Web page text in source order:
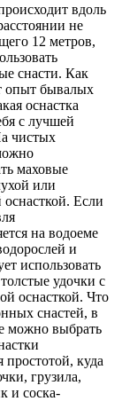
вдоль
не
12 метров,
снасти. Как
опыт бывалых
оснастка
с лучшей
чистых
маховые
или
оснасткой. Если
на водоеме
и
использовать
удочки с
оснасткой. Что
снастей, в
можно выбрать
простотой, куда
грузила,
и соска-